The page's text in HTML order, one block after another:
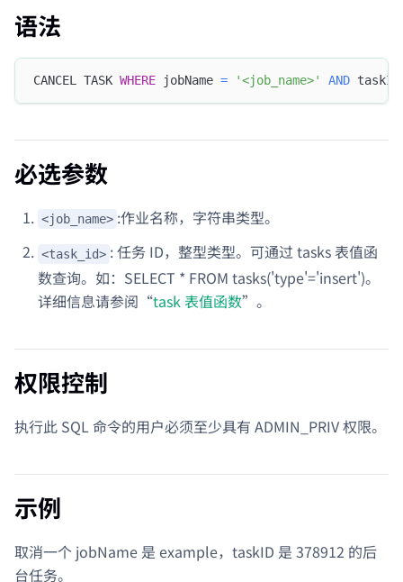
语法
CANCEL TASK WHERE jobName = '<job_name>' AND
必选参数
<job_name> :作业名称，字符串类型。
<task_id> : 任务 ID，整型类型。可通过 tasks 表值函
数查询。如：SELECT * FROM tasks('type'='insert')。
详细信息请参阅“task 表值函数”。
权限控制
执行此 SQL 命令的用户必须至少具有 ADMIN_PRIV 权限。
示例
取消一个 jobName 是 example，taskID 是 378912 的后
台任务。